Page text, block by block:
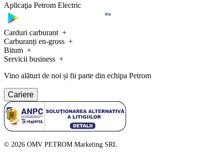
Aplicaţia Petrom Electric
Carduri carburant
Carburanți en-gross
Bitum
Servicii business
Vino alături de noi și fii parte din echipa Petrom
Cariere
© 2026 OMV PETROM Marketing SRL